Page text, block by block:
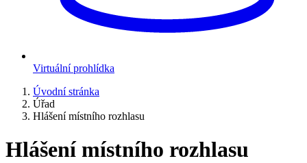
Virtuální prohlídka
Úvodní stránka
Úřad
Hlášení místního rozhlasu
Hlášení místního rozhlasu